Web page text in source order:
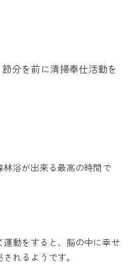
分を前に清掃奉仕活動を
浴が出来る最高の時間で
動をすると、脳の中に幸せ
れるようです。